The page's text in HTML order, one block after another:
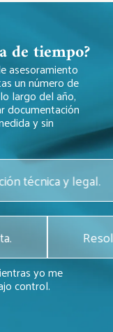
de tiempo?
asesoramiento
un número de
largo del año,
documentación
y sin
técnica y legal.
yo me
control.